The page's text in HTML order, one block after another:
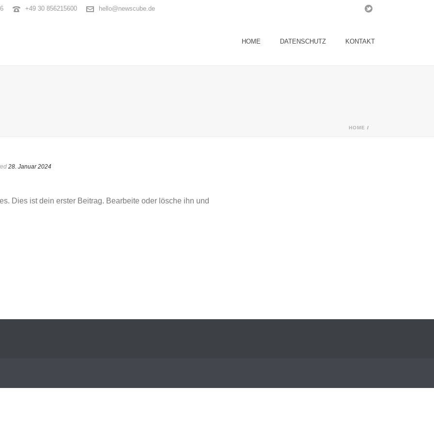
+49 30 856215600 hello@newscube.de
HOME DATENSCHUTZ KONTAKT
HOME /
28. Januar 2024
Dies ist dein erster Beitrag. Bearbeite oder lösche ihn und